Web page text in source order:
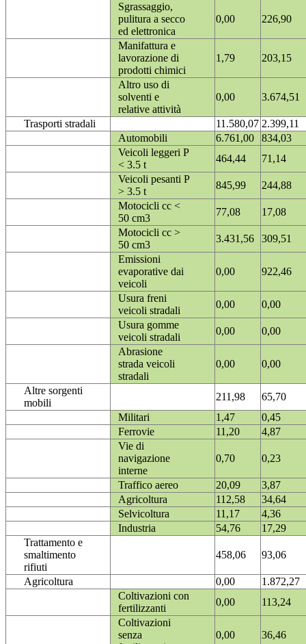
Sgrassaggio,
pulitura a secco
ed elettronica
0,00 226,90
Manifattura e
lavorazione di
prodotti chimici
1,79 203,15
Altro uso di
solventi e
relative attività
0,00 3.674,51
Trasporti stradali 11.580,07 2.399,11
Automobili
6.761,00
834,03
Veicoli leggeri P
< 3.5 t
464,44
71,14
Veicoli pesanti P
> 3.5 t
845,99
244,88
Motocicli cc <
50 cm3
77,08
17,08
Motocicli cc >
50 cm3
3.431,56
309,51
Emissioni
evaporative dai
veicoli
0,00 922,46
Usura freni
veicoli stradali
0,00
0,00
Usura gomme
veicoli stradali
0,00
0,00
Abrasione
strada veicoli
stradali
0,00 0,00
Altre sorgenti
mobili
211,98
65,70
Militari
1,47
0,45
Ferrovie
11,20
4,87
Vie di
navigazione
interne
0,70 0,23
Traffico aereo 20,09
3,87
Agricoltura
112,58
34,64
Selvicoltura
11,17
4,36
Industria
54,76
17,29
Trattamento e
smaltimento
rifiuti
458,06 93,06
Agricoltura 0,00
1.872,27
Coltivazioni con
fertilizzanti
0,00
113,24
Coltivazioni
senza
0,00 36,46